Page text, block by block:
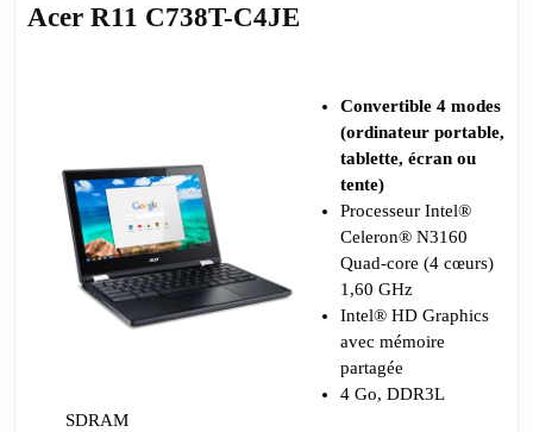
Acer R11 C738T-C4JE
Convertible 4 modes
(ordinateur portable,
tablette, écran ou
tente)
Processeur Intel®
Celeron® N3160
Quad-core (4 cœurs)
1,60 GHz
Intel® HD Graphics
avec mémoire
partagée
4 Go, DDR3L
SDRAM